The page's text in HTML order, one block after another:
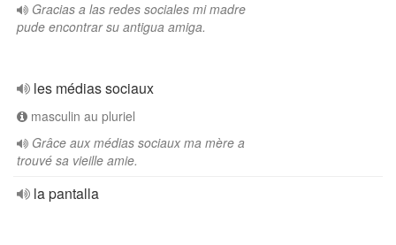
Gracias a las redes sociales mi madre
pude encontrar su antigua amiga.
les médias sociaux
masculin au pluriel
Grâce aux médias sociaux ma mère a
trouvé sa vieille amie.
la pantalla